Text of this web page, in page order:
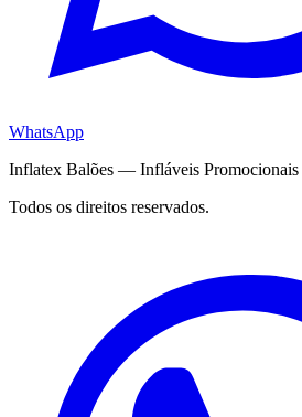
WhatsApp
Inflatex Balões — Infláveis
Todos os direitos reservados.